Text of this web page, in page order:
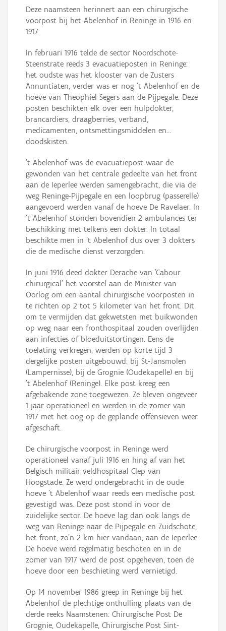
Deze naamsteen herinnert aan een chirurgische
voorpost bij het Abelenhof in Reninge in 1916 en
1917.
In februari 1916 telde de sector Noordschote-
Steenstrate reeds 3 evacuatieposten in Reninge:
het oudste was het klooster van de Zusters
Annuntiaten, verder was er nog 't Abelenhof en de
hoeve van Theophiel Segers aan de Pijpegale. Deze
posten beschikten elk over een hulpdokter,
brancardiers, draagberries, verband,
medicamenten, ontsmettingsmiddelen en...
doodskisten.
't Abelenhof was de evacuatiepost waar de
gewonden van het centrale gedeelte van het front
aan de Ieperlee werden samengebracht, die via de
weg Reninge-Pijpegale en een loopbrug (passerelle)
aangevoerd werden vanaf de hoeve De Ravelaer. In
't Abelenhof stonden bovendien 2 ambulances ter
beschikking met telkens een dokter. In totaal
beschikte men in 't Abelenhof dus over 3 dokters
die de medische dienst verzorgden.
In juni 1916 deed dokter Derache van 'Cabour
chirurgical' het voorstel aan de Minister van
Oorlog om een aantal chirurgische voorposten in
te richten op 2 tot 5 kilometer van het front. Dit
om te vermijden dat gekwetsten met buikwonden
op weg naar een fronthospitaal zouden overlijden
aan infecties of bloeduitstortingen. Eens de
toelating verkregen, werden op korte tijd 3
dergelijke posten uitgebouwd: bij St-Jansmolen
(Lampernisse), bij de Grognie (Oudekapelle) en bij
't Abelenhof (Reninge). Elke post kreeg een
afgebakende zone toegewezen. Ze bleven ongeveer
1 jaar operationeel en werden in de zomer van
1917 met het oog op de geplande offensieven weer
afgeschaft.
De chirurgische voorpost in Reninge werd
operationeel vanaf juli 1916 en hing af van het
Belgisch militair veldhospitaal Clep van
Hoogstade. Ze werd ondergebracht in de oude
hoeve 't Abelenhof waar reeds een medische post
gevestigd was. Deze post stond in voor de
zuidelijke sector. De hoeve lag dan ook langs de
weg van Reninge naar de Pijpegale en Zuidschote,
het front, zo'n 2 km hier vandaan, aan de Ieperlee.
De hoeve werd regelmatig beschoten en in de
zomer van 1917 werd de post opgeheven, toen de
hoeve door een beschieting werd vernietigd.
Op 14 november 1986 greep in Reninge bij het
Abelenhof de plechtige onthulling plaats van de
derde reeks Naamstenen: Chirurgische Post De
Grognie, Oudekapelle, Chirurgische Post Sint-